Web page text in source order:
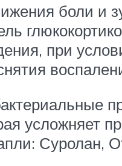
боли и
при
усложняет
Суролан,